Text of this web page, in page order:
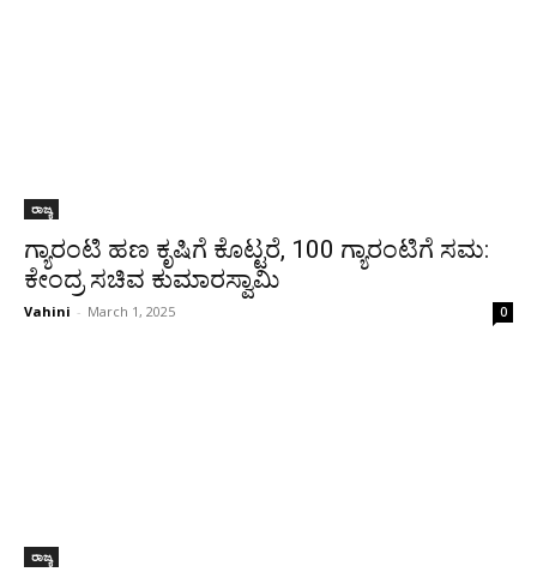
ರಾಜ್ಯ
ಗ್ಯಾರಂಟಿ ಹಣ ಕೃಷಿಗೆ ಕೊಟ್ಟರೆ, 100 ಗ್ಯಾರಂಟಿಗೆ ಸಮ:
ಕೇಂದ್ರ ಸಚಿವ ಕುಮಾರಸ್ವಾಮಿ
Vahini - March 1, 2025 0
ರಾಜ್ಯ